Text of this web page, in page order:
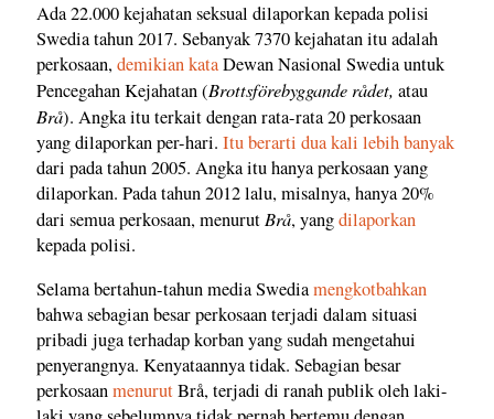
Ada 22.000 kejahatan seksual dilaporkan kepada polisi
Swedia tahun 2017. Sebanyak 7370 kejahatan itu adalah
perkosaan,demikian kataDewan Nasional Swedia untuk
Pencegahan Kejahatan (Brottsförebyggande rådet, atau
Brå). Angka itu terkait dengan rata-rata 20 perkosaan
yang dilaporkan per-hari. Itu berarti dua kali lebih banyak
dari pada tahun 2005. Angka itu hanya perkosaan yang
dilaporkan. Pada tahun 2012 lalu, misalnya, hanya 20%
dari semua perkosaan, menurut Brå, yangdilaporkan
kepada polisi.
Selama bertahun-tahun media Swediamengkotbahkan
bahwa sebagian besar perkosaan terjadi dalam situasi
pribadi juga terhadap korban yang sudah mengetahui
penyerangnya. Kenyataannya tidak. Sebagian besar
perkosaanmenurutBrå, terjadi di ranah publik oleh laki-